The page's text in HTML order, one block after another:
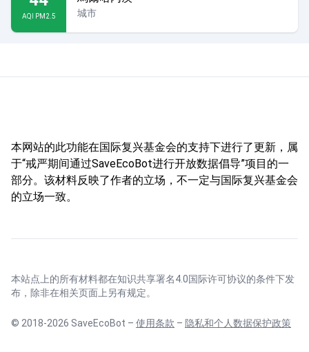
AQI PM2.5 城市
本网站的此功能在国际复兴基金会的支持下进行了更新，属
于“戒严期间通过SaveEcoBot进行开放数据倡导”项目的一
部分。该材料反映了作者的立场，不一定与国际复兴基金会
的立场一致。
本站点上的所有材料都在知识共享署名4.0国际许可协议的条件下发
布，除非在相关页面上另有规定。
© 2018-2026 SaveEcoBot – 使用条款 – 隐私和个人数据保护政策